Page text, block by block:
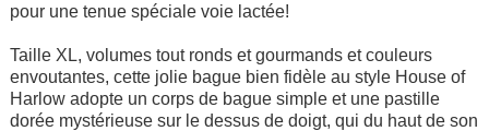
pour une tenue spéciale voie lactée!
Taille XL, volumes tout ronds et gourmands et couleurs
envoutantes, cette jolie bague bien fidèle au style House of
Harlow adopte un corps de bague simple et une pastille
dorée mystérieuse sur le dessus de doigt, qui du haut de son